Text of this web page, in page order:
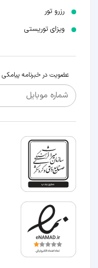
رزرو تور
ویزای توریستی
عضویت در خبرنامه پیامکی
شماره موبایل